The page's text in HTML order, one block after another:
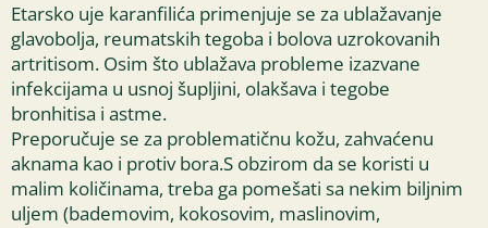
Etarsko uje karanfilića primenjuje se za ublažavanje
glavobolja, reumatskih tegoba i bolova uzrokovanih
artritisom. Osim što ublažava probleme izazvane
infekcijama u usnoj šupljini, olakšava i tegobe
bronhitisa i astme.
Preporučuje se za problematičnu kožu, zahvaćenu
aknama kao i protiv bora.S obzirom da se koristi u
malim količinama, treba ga pomešati sa nekim biljnim
uljem (bademovim, kokosovim, maslinovim,